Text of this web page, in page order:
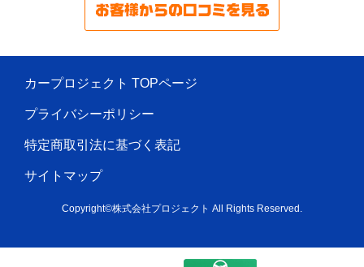
カープロジェクト TOPページ
プライバシーポリシー
特定商取引法に基づく表記
サイトマップ
Copyright©株式会社プロジェクト All Rights Reserved.